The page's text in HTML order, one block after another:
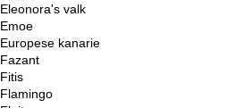
Eleonora's valk
Emoe
Europese kanarie
Fazant
Fitis
Flamingo